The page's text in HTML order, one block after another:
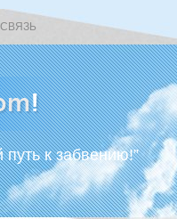
к забвению!”